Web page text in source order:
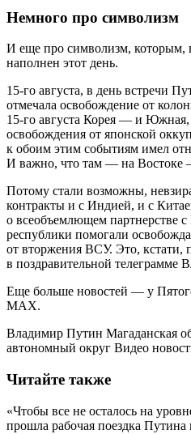
Немного про символизм
И еще про символизм, которым,
наполнен этот день.
15-го августа, в день встречи
отмечала освобождение от
15-го августа Корея — и
освобождения от японской
к обоим этим событиям имел
И важно, что там — на Востоке
Потому стали возможны,
контракты и с Индией, и с
о всеобъемлющем партнерстве
республики помогали
от вторжения ВСУ. Это, кстати,
в поздравительной телеграмме
Еще больше новостей — у
MAX.
Владимир Путин Магаданская
автономный округ Видео
Читайте также
«Чтобы все не осталось на
прошла рабочая поездка Путина